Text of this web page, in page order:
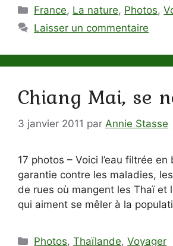
Catégories
France, La nature, Photos,
Laisser un commentaire
Chiang Mai, se
3 janvier 2011 par Annie Stasse
17 photos – Voici l’eau filtrée
garantie contre les maladies,
de rues où mangent les Thaï et
qui aiment se mêler à la
Catégories
Photos,Thaïlande,Voyager